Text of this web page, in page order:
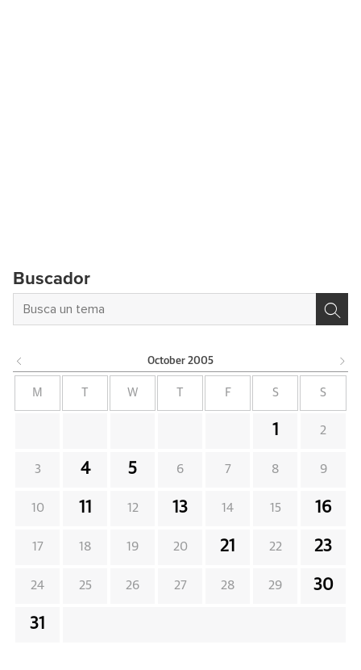
Buscador
October 2005
M W F S S
1 2
3 4 5 6 7 8 9
10 11 12 13 14 15 16
17 18 19 20 21 22 23
24 25 26 27 28 29 30
31